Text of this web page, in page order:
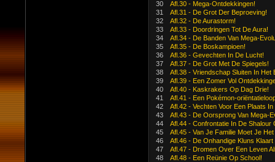
30
Afl.30 - Mega-Ontdekkingen!
31
Afl.31 - De Grot Der Beproeving!
32
Afl.32 - De Aurastorm!
33
Afl.33 - Doordringen Tot De Aura!
34
Afl.34 - De Banden Van Mega-
35
Afl.35 - De Boskampioen!
36
Afl.36 - Gevechten In De Lucht!
37
Afl.37 - De Grot Met De Spiegels!
38
Afl.38 - Vriendschap Sluiten In Het
39
Afl.39 - Een Zomer Vol
40
Afl.40 - Kaskrakers Op Dag Drie!
41
Afl.41 - Een Pokémon-
42
Afl.42 - Vechten Voor Een Plaats
43
Afl.43 - De Oorsprong Van Mega-
44
Afl.44 - Confrontatie In De Shalour
45
Afl.45 - Van Je Familie Moet Je
46
Afl.46 - De Onhandige Kluns Klaart
47
Afl.47 - Dromen Over Een Leven
48
Afl.48 - Een Reünie Op School!